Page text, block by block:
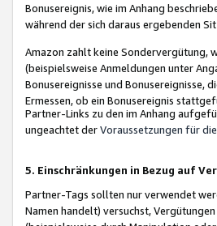
Bonusereignis, wie im Anhang
während der sich daraus ergebenden
Amazon zahlt keine Sondervergütung,
(beispielsweise Anmeldungen unter
Bonusereignisse und Bonusereignisse,
Ermessen, ob ein Bonusereignis
Partner-Links zu den im Anhang
ungeachtet derVoraussetzungen für
5. Einschränkungen in Bezug auf
Partner-Tags sollten nur verwendet
Namen handelt) versuchst,